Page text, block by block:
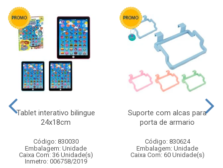
Tablet interativo bilingue
24x18cm
Código: 830030
Embalagem: Unidade
Caixa Com: 36 Unidade(s)
Inmetro: 006758/2019
Suporte com alcas para
porta de armario
Código: 830624
Embalagem: Unidade
Caixa Com: 60 Unidade(s)